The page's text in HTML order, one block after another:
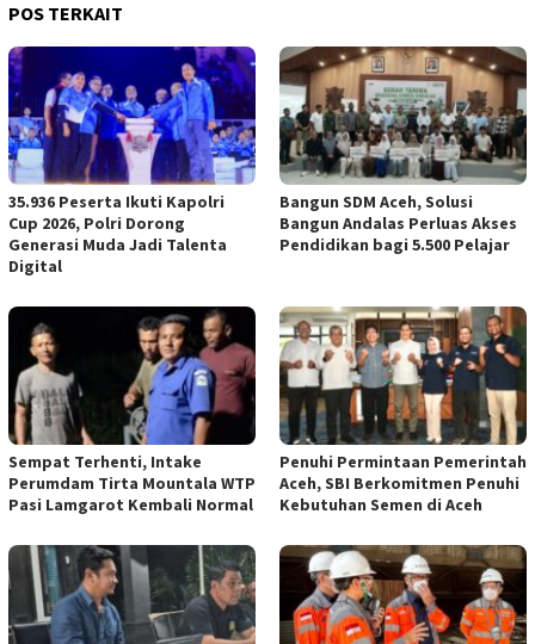
POS TERKAIT
35.936 Peserta Ikuti Kapolri
Cup 2026, Polri Dorong
Generasi Muda Jadi Talenta
Digital
Bangun SDM Aceh, Solusi
Bangun Andalas Perluas Akses
Pendidikan bagi 5.500 Pelajar
Sempat Terhenti, Intake
Perumdam Tirta Mountala WTP
Pasi Lamgarot Kembali Normal
Penuhi Permintaan Pemerintah
Aceh, SBI Berkomitmen Penuhi
Kebutuhan Semen di Aceh